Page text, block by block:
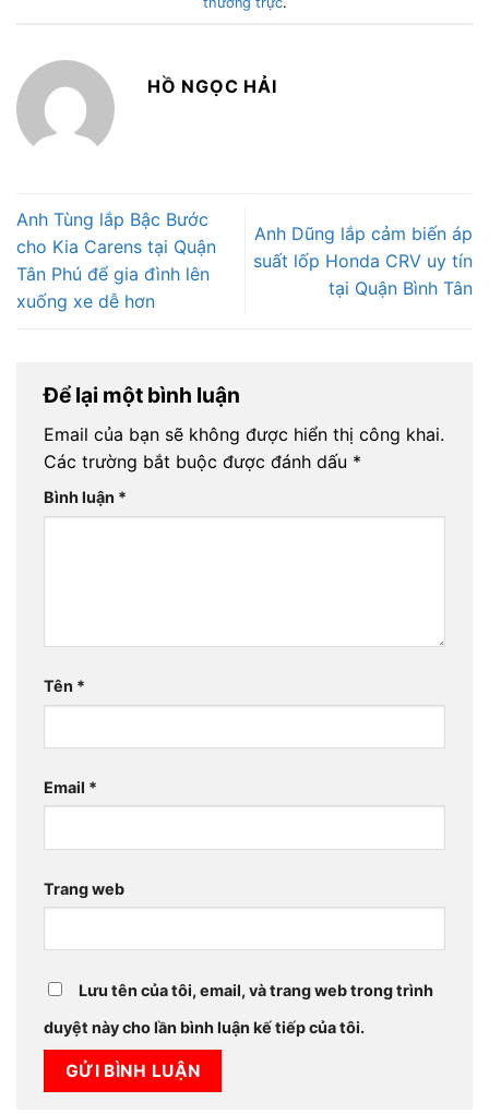
HỒ NGỌC HẢI
Anh Tùng lắp Bậc Bước
cho Kia Carens tại Quận
Tân Phú để gia đình lên
xuống xe dễ hơn
Anh Dũng lắp cảm biến áp
suất lốp Honda CRV uy tín
tại Quận Bình Tân
Để lại một bình luận
Email của bạn sẽ không được hiển thị công khai.
Các trường bắt buộc được đánh dấu *
Bình luận *
Tên *
Email *
Trang web
Lưu tên của tôi, email, và trang web trong trình
duyệt này cho lần bình luận kế tiếp của tôi.